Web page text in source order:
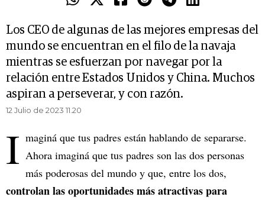
Los CEO de algunas de las mejores empresas del
mundo se encuentran en el filo de la navaja
mientras se esfuerzan por navegar por la
relación entre Estados Unidos y China. Muchos
aspiran a perseverar, y con razón.
12 Julio de 2023 11.20
I maginá que tus padres están hablando de separarse.
Ahora imaginá que tus padres son las dos personas
más poderosas del mundo y que, entre los dos,
controlan las oportunidades más atractivas para